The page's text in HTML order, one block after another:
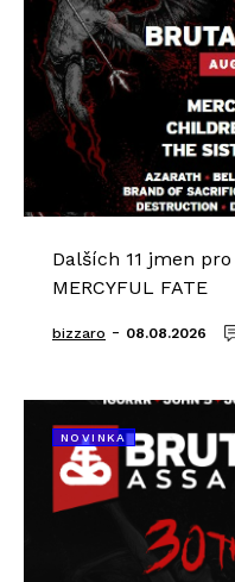
Dalších 11 jmen
MERCYFUL FATE
bizzaro - 08.08.2026
NOVINKA